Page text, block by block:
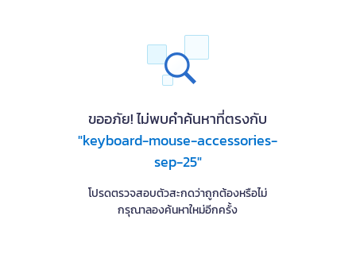
ขออภัย! ไม่พบคำค้นหาที่ตรงกับ
"keyboard-mouse-accessories-
sep-25"
โปรดตรวจสอบตัวสะกดว่าถูกต้องหรือไม่
กรุณาลองค้นหาใหม่อีกครั้ง